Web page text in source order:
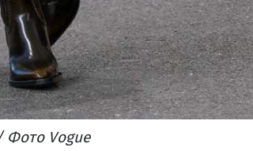
Фото Vogue